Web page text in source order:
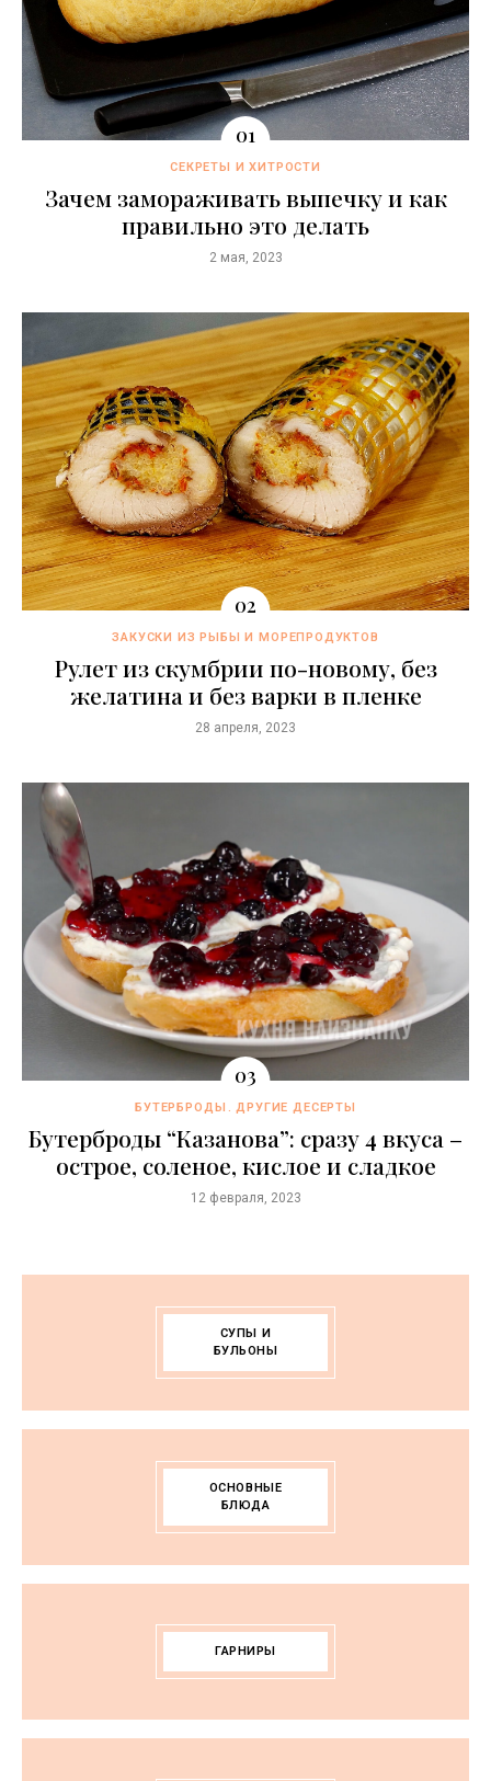
СЕКРЕТЫ И ХИТРОСТИ
Зачем замораживать выпечку и как
правильно это делать
2 мая, 2023
ЗАКУСКИ ИЗ РЫБЫ И МОРЕПРОДУКТОВ
Рулет из скумбрии по-новому, без
желатина и без варки в пленке
28 апреля, 2023
БУТЕРБРОДЫ ДРУГИЕ ДЕСЕРТЫ
Бутерброды “Казaнова”: сразу 4 вкуса –
острое, соленое, кислое и сладкое
12 февраля, 2023
СУПЫ И
БУЛЬОНЫ
ОСНОВНЫЕ
БЛЮДА
ГАРНИРЫ